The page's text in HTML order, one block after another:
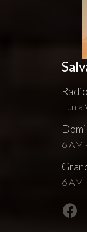
Lun a
6 AM
6 AM